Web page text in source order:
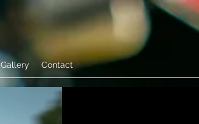
Gallery Contact